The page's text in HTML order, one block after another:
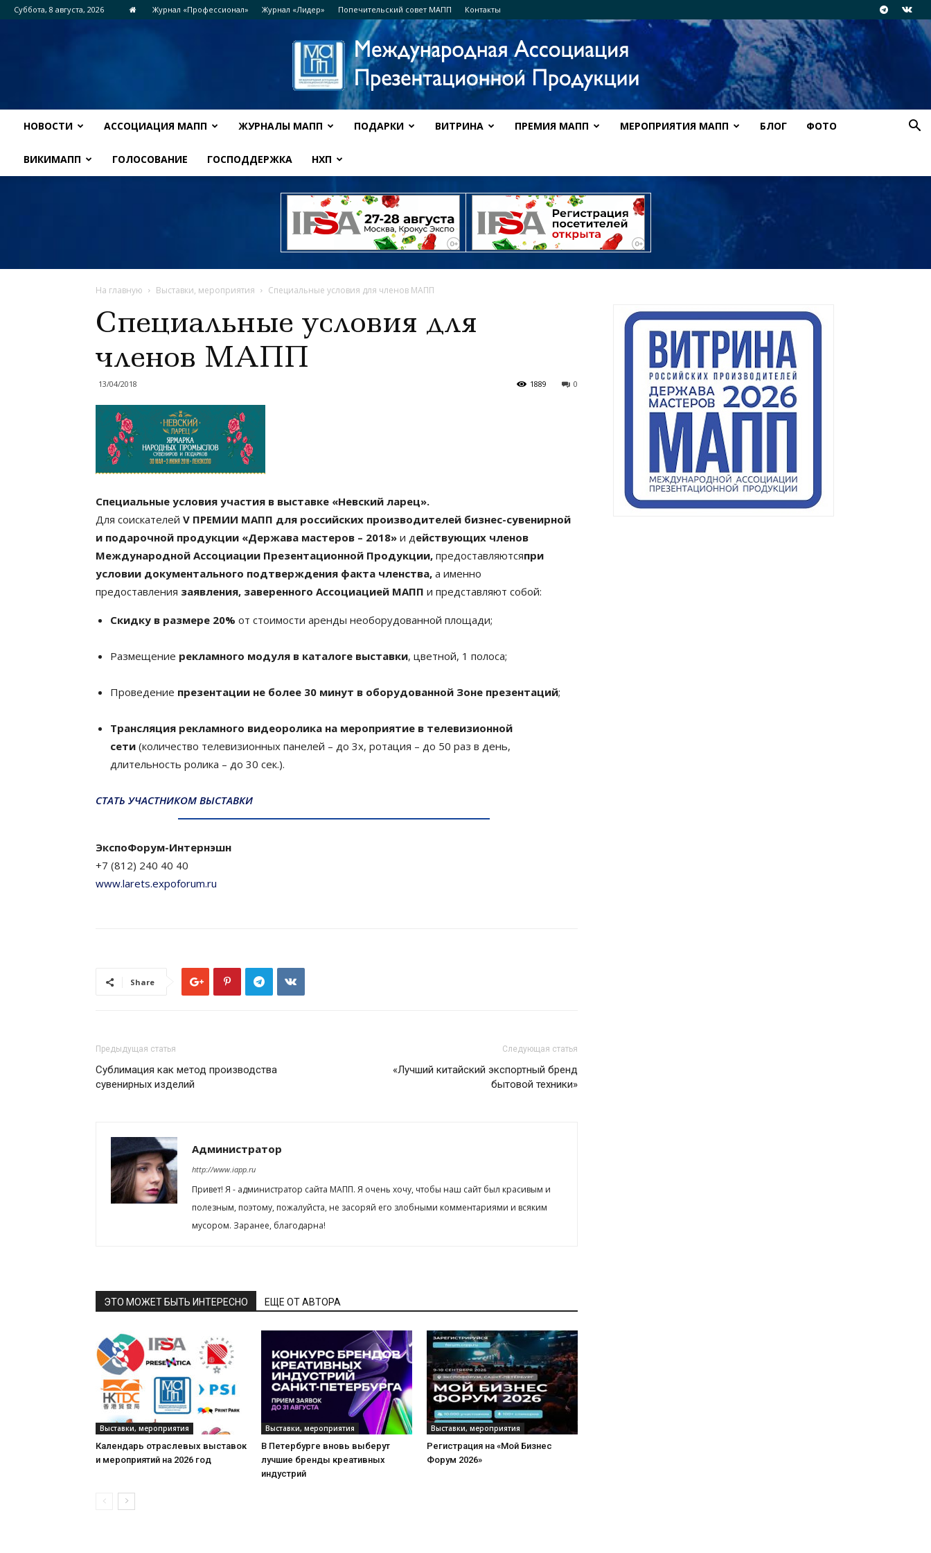
Суббота, 8 августа, 2026 Журнал «Профессионал» Журнал «Лидер» Попечительский совет МАПП Контакты
НОВОСТИ АССОЦИАЦИЯ МАПП ЖУРНАЛЫ МАПП ПОДАРКИ ВИТРИНА ПРЕМИЯ МАПП МЕРОПРИЯТИЯ МАПП БЛОГ ФОТО
ВИКИМАПП ГОЛОСОВАНИЕ ГОСПОДДЕРЖКА НХП
На главную Выставки, мероприятия Специальные условия для членов МАПП
Специальные условия для
членов МАПП
13/04/2018 0
1889
Специальные условия участия в выставке «Невский ларец».
Для соискателей V ПРЕМИИ МАПП для российских производителей бизнес-сувенирной
и подарочной продукции «Держава мастеров – 2018» и действующих членов
Международной Ассоциации Презентационной Продукции, предоставляютсяпри
условии документального подтверждения факта членства, а именно
предоставления заявления, заверенного Ассоциацией МАПП и представляют собой:
Скидку в размере 20% от стоимости аренды необорудованной площади;
Размещение рекламного модуля в каталоге выставки, цветной, 1 полоса;
Проведение презентации не более 30 минут в оборудованной Зоне презентаций;
Трансляция рекламного видеоролика на мероприятие в телевизионной
сети (количество телевизионных панелей – до 3х, ротация – до 50 раз в день,
длительность ролика – до 30 сек.).
СТАТЬ УЧАСТНИКОМ ВЫСТАВКИ
ЭкспоФорум-Интернэшн
+7 (812) 240 40 40
www.larets.expoforum.ru
Share
Предыдущая статья
Сублимация как метод производства
сувенирных изделий
Следующая статья
«Лучший китайский экспортный бренд
бытовой техники»
Администратор
http://www.iapp.ru
Привет! Я - администратор сайта МАПП. Я очень хочу, чтобы наш сайт был красивым и
полезным, поэтому, пожалуйста, не засоряй его злобными комментариями и всяким
мусором. Заранее, благодарна!
ЭТО МОЖЕТ БЫТЬ ИНТЕРЕСНО ЕЩЕ ОТ АВТОРА
Выставки, мероприятия
Календарь отраслевых выставок
и мероприятий на 2026 год
Выставки, мероприятия
В Петербурге вновь выберут
лучшие бренды креативных
индустрий
Выставки, мероприятия
Регистрация на «Мой Бизнес
Форум 2026»